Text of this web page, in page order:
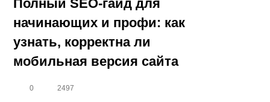
Полный SEO-гайд для
начинающих и профи: как
узнать, корректна ли
мобильная версия сайта
0 2497